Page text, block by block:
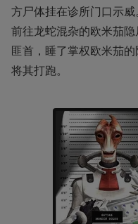
方尸体挂在诊所门口示
前往龙蛇混杂的欧米茄
匪首，睡了掌权欧米茄
将其打跑。